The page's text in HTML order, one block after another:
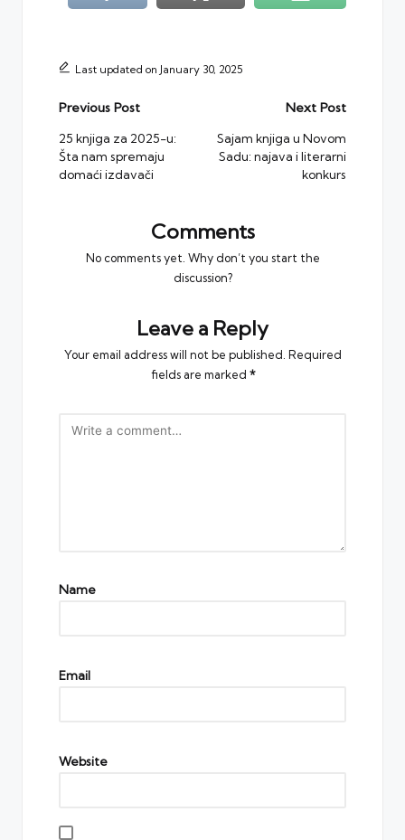
Last updated on January 30, 2025
Post
navigation
Previous Post
25 knjiga za 2025-u:
Šta nam spremaju
domaći izdavači
Next Post
Sajam knjiga u Novom
Sadu: najava i literarni
konkurs
Comments
No comments yet. Why don’t you start the
discussion?
Leave a Reply
Your email address will not be published. Required
fields are marked *
Name
Email
Website